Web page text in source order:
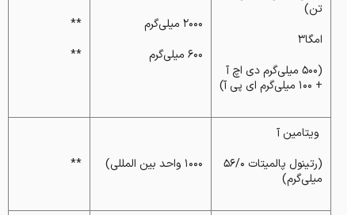
تن)
امگا۳
(۵۰۰ میلی‌گرم دی اچ آ
+ ۱۰۰ میلی‌گرم ای پی آ)
۲۰۰۰ میلی‌گرم
۶۰۰ میلی‌گرم
**
**
ویتامین آ
(رتینول پالمیتات ۵۶/۰
میلی‌گرم‌)
۱۰۰۰ واحد بین المللی) **